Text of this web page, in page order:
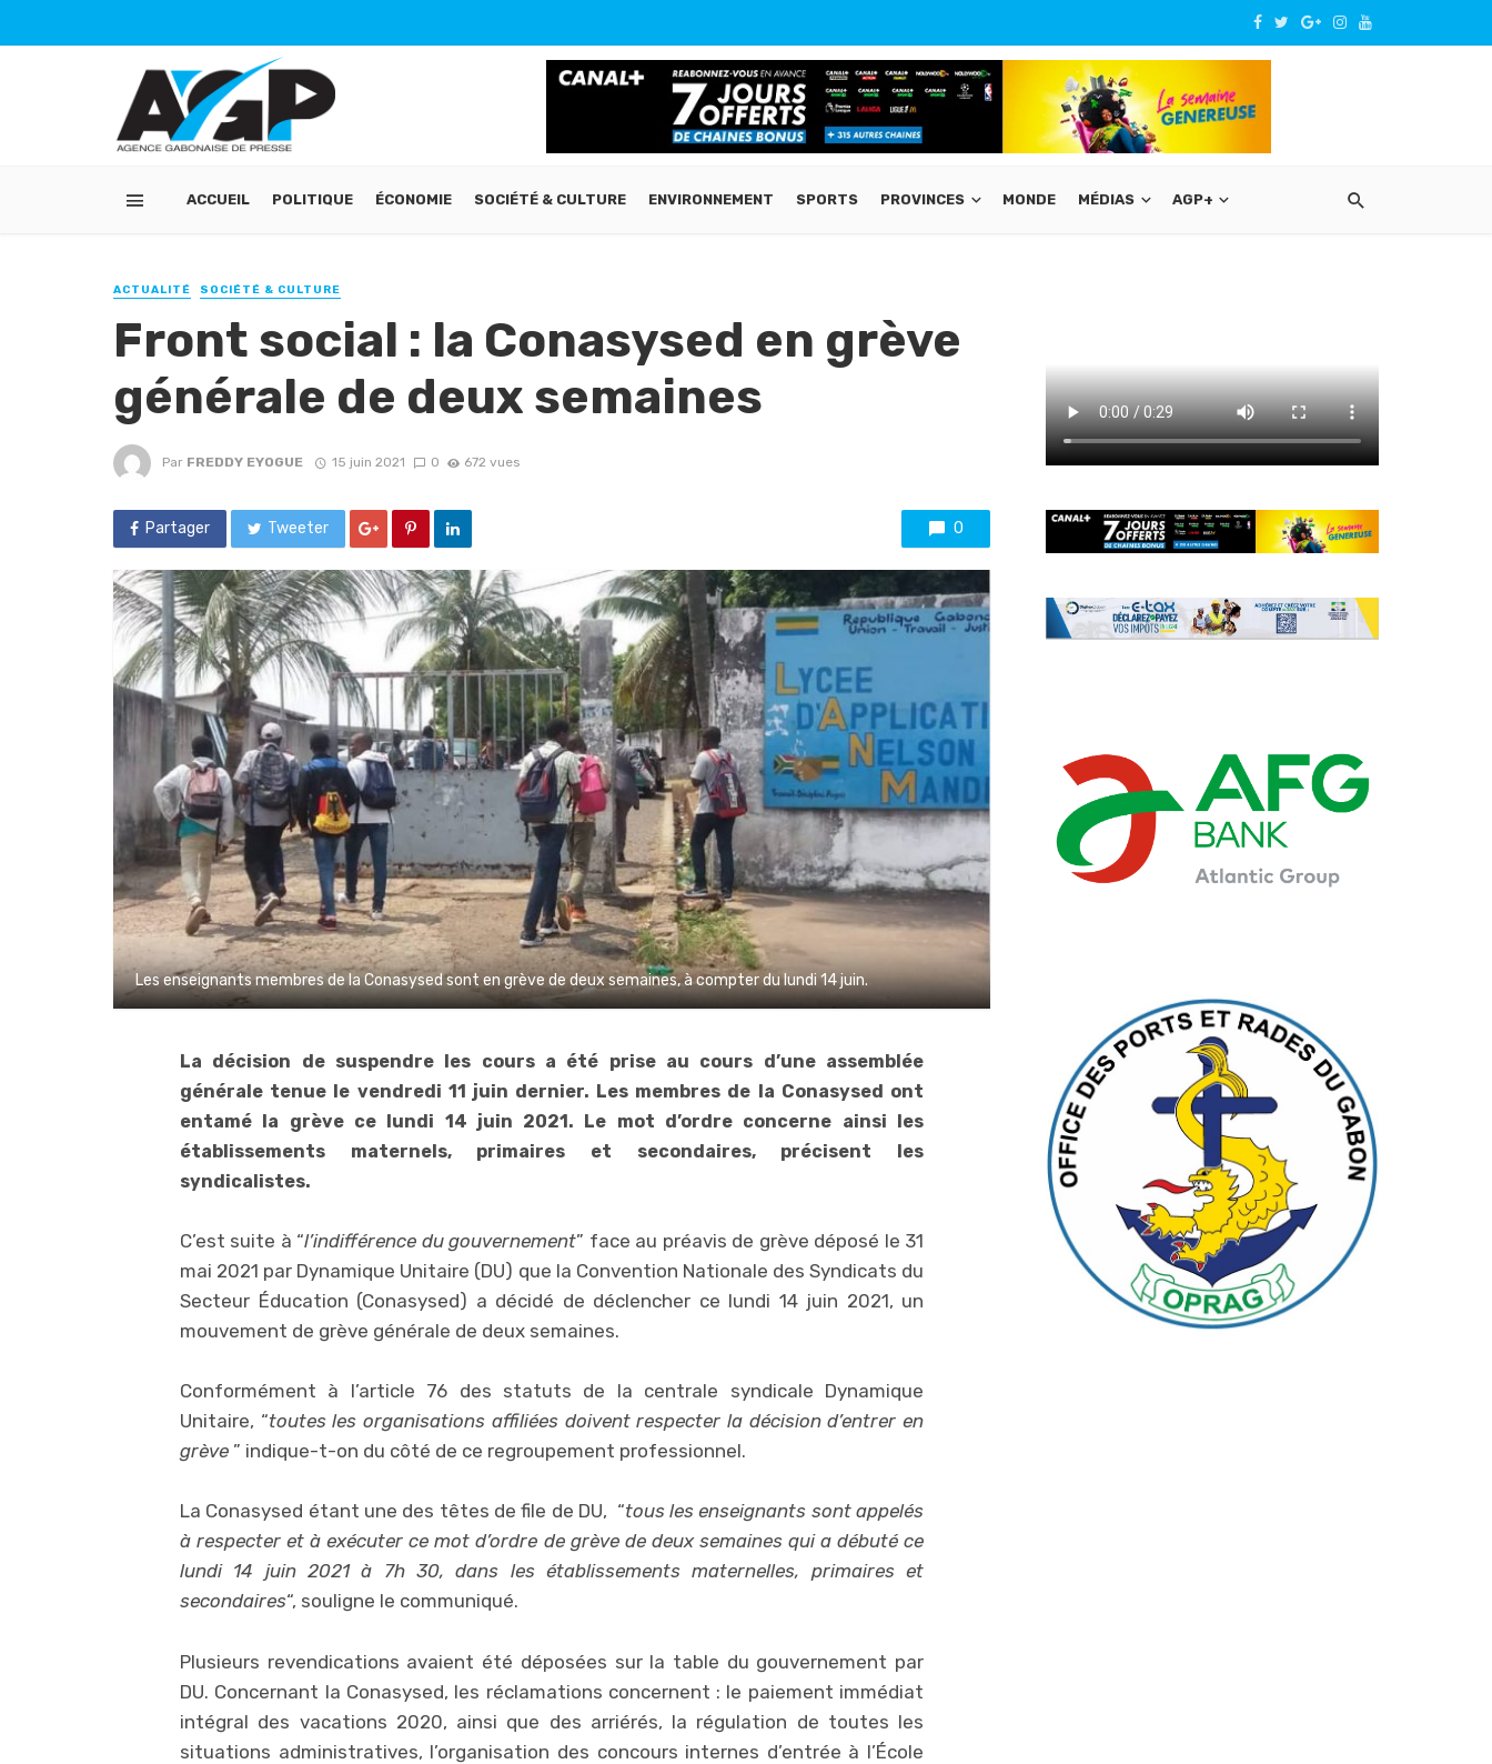
ACCUEIL POLITIQUE ÉCONOMIE SOCIÉTÉ & CULTURE ENVIRONNEMENT SPORTS PROVINCES MONDE MÉDIAS AGP+
ACTUALITÉ SOCIÉTÉ & CULTURE
Front social : la Conasysed en grève
générale de deux semaines
Par FREDDY EYOGUE 15 juin 2021 0 672 vues
Partager Tweeter 0
Les enseignants membres de la Conasysed sont en grève de deux semaines, à compter du lundi 14 juin.
La décision de suspendre les cours a été prise au cours d’une assemblée
générale tenue le vendredi 11 juin dernier. Les membres de la Conasysed ont
entamé la grève ce lundi 14 juin 2021. Le mot d’ordre concerne ainsi les
établissements maternels, primaires et secondaires, précisent les
syndicalistes.
C’est suite à “l’indifférence du gouvernement” face au préavis de grève déposé le 31
mai 2021 par Dynamique Unitaire (DU) que la Convention Nationale des Syndicats du
Secteur Éducation (Conasysed) a décidé de déclencher ce lundi 14 juin 2021, un
mouvement de grève générale de deux semaines.
Conformément à l’article 76 des statuts de la centrale syndicale Dynamique
Unitaire, “toutes les organisations affiliées doivent respecter la décision d’entrer en
grève ” indique-t-on du côté de ce regroupement professionnel.
La Conasysed étant une des têtes de file de DU, “tous les enseignants sont appelés
à respecter et à exécuter ce mot d’ordre de grève de deux semaines qui a débuté ce
lundi 14 juin 2021 à 7h 30, dans les établissements maternelles, primaires et
secondaires“, souligne le communiqué.
Plusieurs revendications avaient été déposées sur la table du gouvernement par
DU. Concernant la Conasysed, les réclamations concernent : le paiement immédiat
intégral des vacations 2020, ainsi que des arriérés, la régulation de toutes les
situations administratives, l’organisation des concours internes d’entrée à l’École